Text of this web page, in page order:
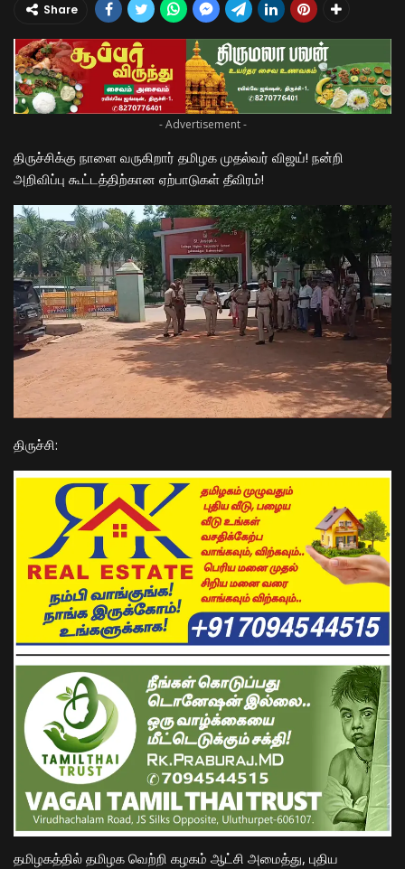
Share
- Advertisement -
திருச்சிக்கு நாளை வருகிறார் தமிழக முதல்வர் விஜய்! நன்றி
அறிவிப்பு கூட்டத்திற்கான ஏற்பாடுகள் தீவிரம்!
​திருச்சி:
தமிழகத்தில் தமிழக வெற்றி கழகம் ஆட்சி அமைத்து, புதிய